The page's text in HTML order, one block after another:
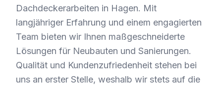
Dachdeckerarbeiten in Hagen. Mit
langjähriger Erfahrung und einem engagierten
Team bieten wir Ihnen maßgeschneiderte
Lösungen für Neubauten und Sanierungen.
Qualität und Kundenzufriedenheit stehen bei
uns an erster Stelle, weshalb wir stets auf die